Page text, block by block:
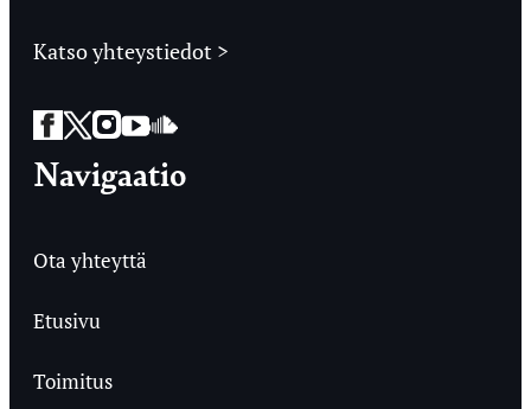
Katso yhteystiedot >
Facebook
Twitter
Instagram
YouTube
SoundCloud
Navigaatio
Ota yhteyttä
Etusivu
Toimitus